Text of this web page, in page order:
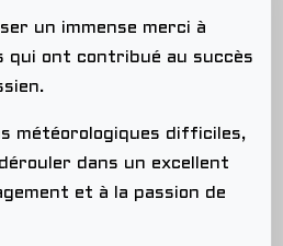
un immense merci à
qui ont contribué au succès
météorologiques difficiles,
dans un excellent
et à la passion de